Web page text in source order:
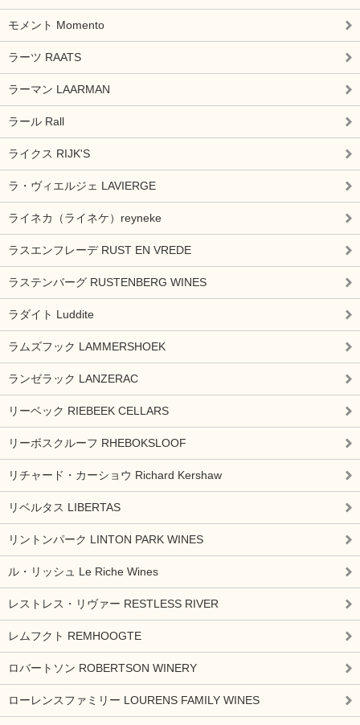
モメント Momento
ラーツ RAATS
ラーマン LAARMAN
ラール Rall
ライクス RIJK'S
ラ・ヴィエルジェ LAVIERGE
ライネカ（ライネケ）reyneke
ラスエンフレーデ RUST EN VREDE
ラステンバーグ RUSTENBERG WINES
ラダイト Luddite
ラムズフック LAMMERSHOEK
ランゼラック LANZERAC
リーベック RIEBEEK CELLARS
リーボスクルーフ RHEBOKSLOOF
リチャード・カーショウ Richard Kershaw
リベルタス LIBERTAS
リントンパーク LINTON PARK WINES
ル・リッシュ Le Riche Wines
レストレス・リヴァー RESTLESS RIVER
レムフクト REMHOOGTE
ロバートソン ROBERTSON WINERY
ローレンスファミリー LOURENS FAMILY WINES